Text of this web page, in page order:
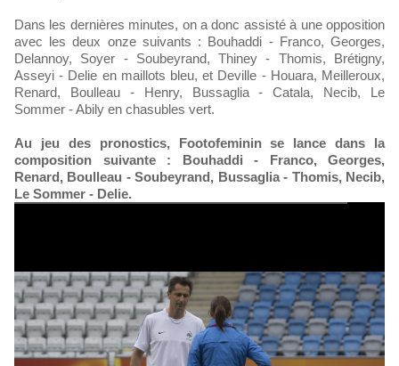
Dans les dernières minutes, on a donc assisté à une opposition
avec les deux onze suivants : Bouhaddi - Franco, Georges,
Delannoy, Soyer - Soubeyrand, Thiney - Thomis, Brétigny,
Asseyi - Delie en maillots bleu, et Deville - Houara, Meilleroux,
Renard, Boulleau - Henry, Bussaglia - Catala, Necib, Le
Sommer - Abily en chasubles vert.
Au jeu des pronostics, Footofeminin se lance dans la
composition suivante : Bouhaddi - Franco, Georges,
Renard, Boulleau - Soubeyrand, Bussaglia - Thomis, Necib,
Le Sommer - Delie.